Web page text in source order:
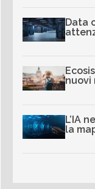
Data
nuovi
L’IA
la